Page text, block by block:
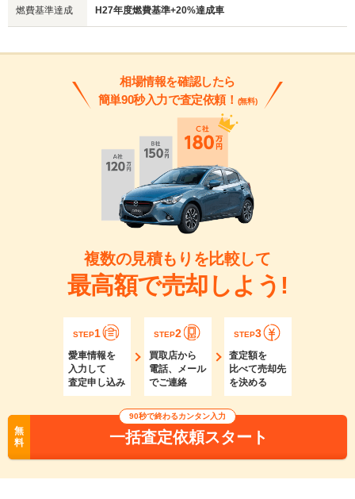
燃費基準達成 H27年度燃費基準+20%達成車
相場情報を確認したら
簡単90秒入力で査定依頼！ (無料)
複数の見積もりを比較して
最高額で売却しよう!
STEP1
愛車情報を
入力して
査定申し込み
STEP2
買取店から
電話、メール
でご連絡
STEP3
査定額を
比べて売却先
を決める
無
料
90秒で終わるカンタン入力
一括査定依頼スタート